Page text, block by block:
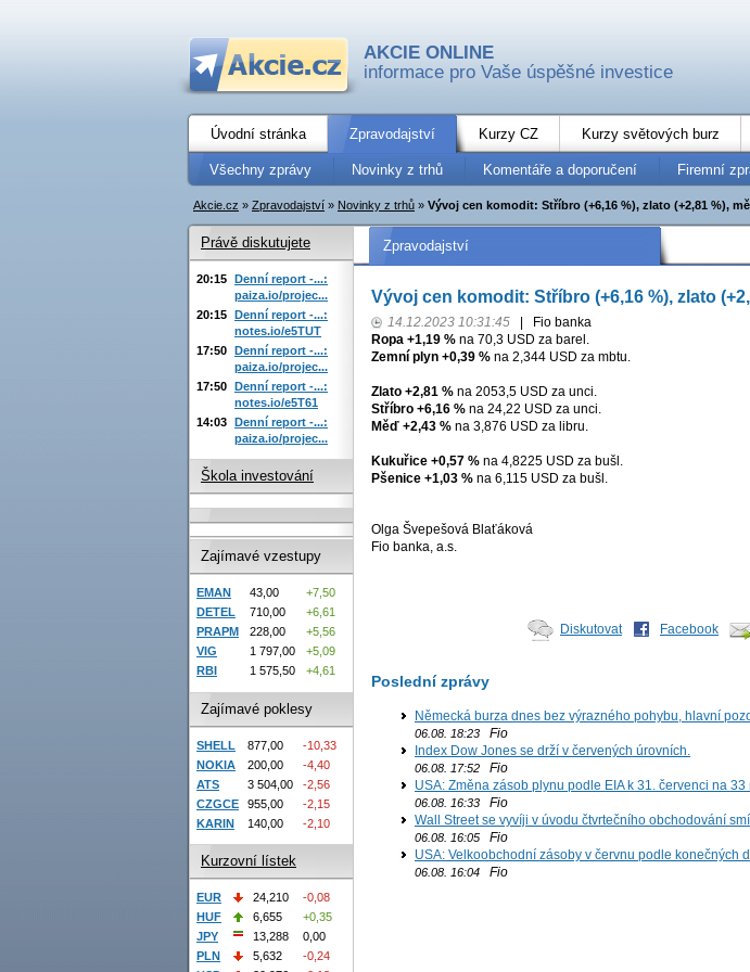
AKCIE ONLINE
informace pro Vaše úspěšné investice
Úvodní stránka Zpravodajství Kurzy CZ Kurzy světových burz
Všechny zprávy Novinky z trhů Komentáře a doporučení Firemní
Akcie.cz » Zpravodajství » Novinky z trhů » Vývoj cen komodit: Stříbro (+6,16 %), zlato (+2,81 %),
Zpravodajství
Vývoj cen komodit: Stříbro (+6,16 %), zlato
14.12.2023 10:31:45
Fio banka
Ropa +1,19 % na 70,3 USD za barel.
Zemní plyn +0,39 % na 2,344 USD za mbtu.
Zlato +2,81 % na 2053,5 USD za unci.
Stříbro +6,16 % na 24,22 USD za unci.
Měď +2,43 % na 3,876 USD za libru.
Kukuřice +0,57 % na 4,8225 USD za bušl.
Pšenice +1,03 % na 6,115 USD za bušl.
Olga Švepešová Blaťáková
Fio banka, a.s.
Diskutovat Facebook
Poslední zprávy
Německá burza dnes bez výrazného pohybu, hlavní
06.08. 18:23 Fio
Index Dow Jones se drží v červených úrovních.
06.08. 17:52 Fio
USA: Změna zásob plynu podle EIA k 31. červenci na
06.08. 16:33 Fio
Wall Street se vyvíji v úvodu čtvrtečního obchodování
06.08. 16:05 Fio
USA: Velkoobchodní zásoby v červnu podle konečných
06.08. 16:04 Fio
Právě diskutujete
20:15 Denní report -...:
paiza.io/projec...
20:15 Denní report -...:
notes.io/e5TUT
17:50 Denní report -...:
paiza.io/projec...
17:50 Denní report -...:
notes.io/e5T61
14:03 Denní report -...:
paiza.io/projec...
Škola investování
Zajímavé vzestupy
EMAN 43,00
+7,50
DETEL
710,00
+6,61
PRAPM
228,00
+5,56
VIG
1 797,00
+5,09
RBI
1 575,50 +4,61
Zajímavé poklesy
SHELL 877,00
-10,33
NOKIA
200,00
-4,40
ATS
3 504,00
-2,56
CZGCE
955,00
-2,15
KARIN
140,00 -2,10
Kurzovní lístek
EUR 24,210
-0,08
HUF
6,655
+0,35
JPY
13,288
0,00
PLN
5,632
-0,24